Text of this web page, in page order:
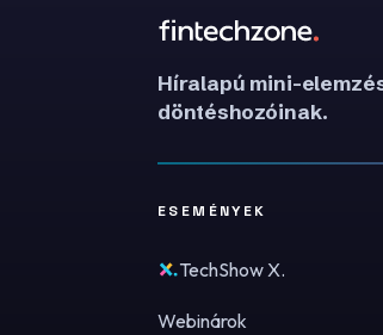
Híralapú mini-
döntéshozóinak.
ESEMÉNYEK
TechShow X.
Webinárok